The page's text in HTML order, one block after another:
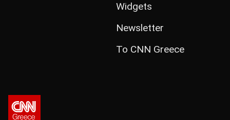
Widgets
Newsletter
Το CNN Greece